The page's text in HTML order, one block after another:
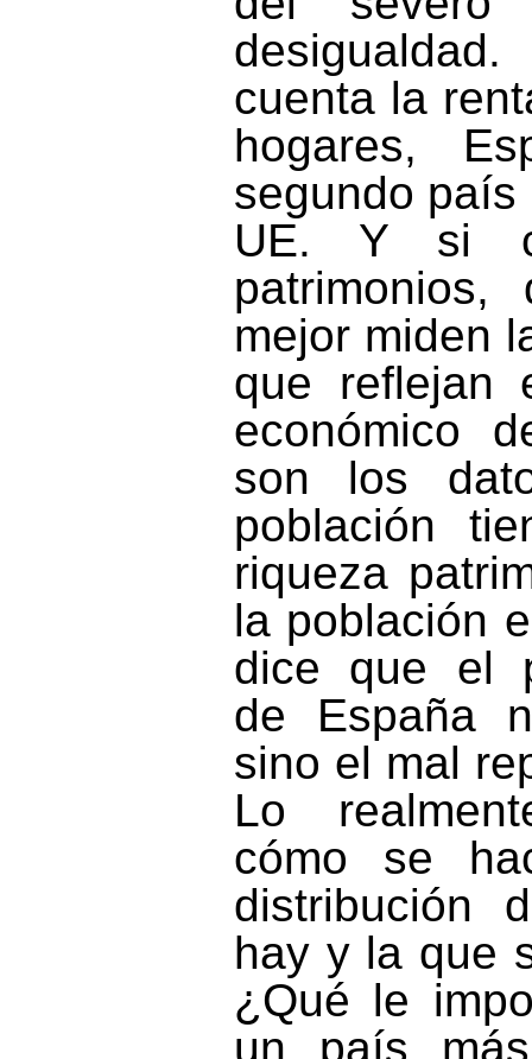
cuenta la
hogares,
segundo país
UE. Y si
mejor miden
que reflejan
económico
son los
población
riqueza
la población
dice que el
de España
sino el mal
Lo
cómo se
distribución
hay y la que
¿Qué le
un país